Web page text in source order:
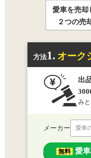
愛車を売却
２つの売
方法1. オーク
出
み
メーカー 愛車
無料 愛